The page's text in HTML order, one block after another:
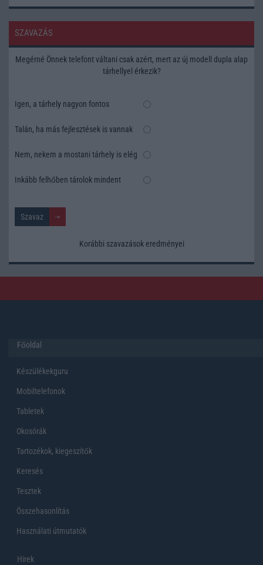
SZAVAZÁS
Megérné Önnek telefont váltani csak azért, mert az új modell dupla alap
tárhellyel érkezik?
Igen, a tárhely nagyon fontos
Talán, ha más fejlesztések is vannak
Nem, nekem a mostani tárhely is elég
Inkább felhőben tárolok mindent
Korábbi szavazások eredményei
Főoldal
Készülékekguru
Mobiltelefonok
Tabletek
Okosórák
Tartozékok, kiegeszítők
Keresés
Tesztek
Összehasonlítás
Használati útmutatók
Hirek